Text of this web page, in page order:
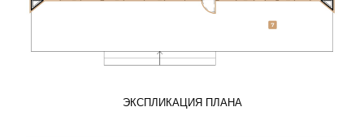
ЭКСПЛИКАЦИЯ ПЛАНА